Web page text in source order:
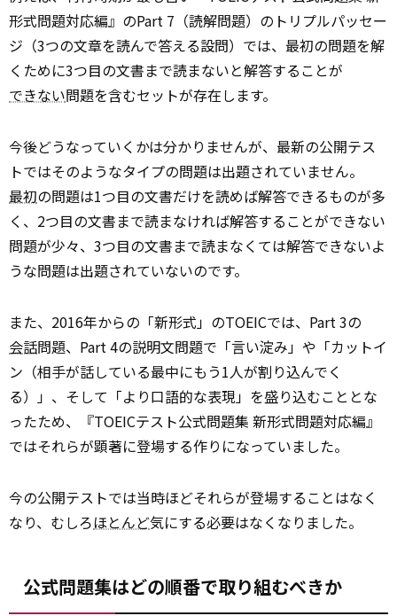
形式問題対応編』のPart 7（読解問題）のトリプルパッセー
ジ（3つの文章を読んで答える設問）では、最初の問題を解
くために3つ目の文書まで読まないと解答することが
できない問題を含むセットが存在します。
今後どうなっていくかは分かりませんが、最新の公開テス
トではそのようなタイプの問題は出題されていません。
最初の問題は1つ目の文書だけを読めば解答できるものが多
く、2つ目の文書まで読まなければ解答することができない
問題が少々、3つ目の文書まで読まなくては解答できないよ
うな問題は出題されていないのです。
また、2016年からの「新形式」のTOEICでは、Part 3の
会話問題、Part 4の説明文問題で「言い淀み」や「カットイ
ン（相手が話している最中にもう1人が割り込んでく
る）」、そして「より口語的な表現」を盛り込むこととな
ったため、『TOEICテスト公式問題集 新形式問題対応編』
ではそれらが顕著に登場する作りになっていました。
今の公開テストでは当時ほどそれらが登場することはなく
なり、むしろほとんど気にする必要はなくなりました。
公式問題集はどの順番で取り組むべきか